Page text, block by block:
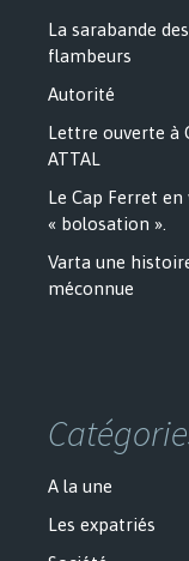
La sarabande des
flambeurs
Autorité
Lettre ouverte à
ATTAL
Le Cap Ferret en
« bolosation ».
Varta une
méconnue
A la une
Les expatriés